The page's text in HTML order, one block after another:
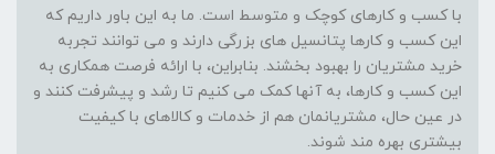
با کسب و کارهای کوچک و متوسط است. ما به این باور داریم که
این کسب و کارها پتانسیل های بزرگی دارند و می توانند تجربه
خرید مشتریان را بهبود بخشند. بنابراین، با ارائه فرصت همکاری به
این کسب و کارها، به آنها کمک می کنیم تا رشد و پیشرفت کنند و
در عین حال، مشتریانمان هم از خدمات و کالاهای با کیفیت
بیشتری بهره مند شوند.